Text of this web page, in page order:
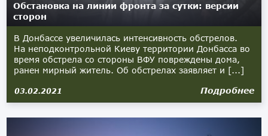
Обстановка на линии фронта за сутки: версии
сторон
В Донбассе увеличилась интенсивность обстрелов.
На неподконтрольной Киеву территории Донбасса во
время обстрела со стороны ВФУ повреждены дома,
ранен мирный житель. Об обстрелах заявляет и [...]
03.02.2021 Подробнее